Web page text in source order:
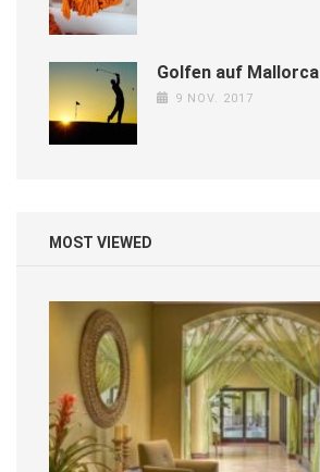
Golfen auf Mallorca
9 NOV. 2017
MOST VIEWED